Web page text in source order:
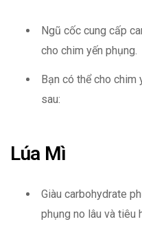
Ngũ cốc cung cấp
cho chim yến phụng.
Bạn có thể cho chim
sau:
Lúa Mì
Giàu carbohydrate
phụng no lâu và tiêu